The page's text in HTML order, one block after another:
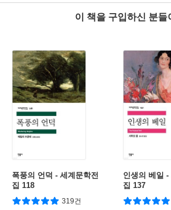
이 책을 구입하신 분
폭풍의 언덕 - 세계문학전
집 118
319건
인생의 베일
집 137